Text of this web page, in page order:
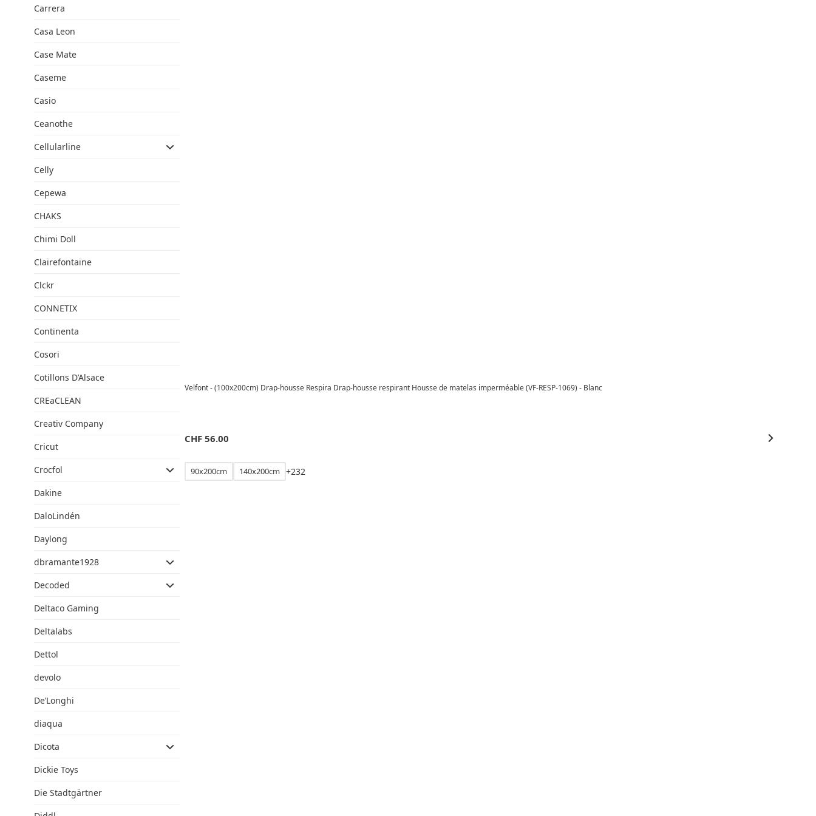
Carrera
Casa Leon
Case Mate
Caseme
Casio
Ceanothe
Cellularline
Celly
Cepewa
CHAKS
Chimi Doll
Clairefontaine
Clckr
CONNETIX
Continenta
Cosori
Cotillons D’Alsace
CREaCLEAN
Creativ Company
Cricut
Crocfol
Dakine
DaloLindén
Daylong
dbramante1928
Decoded
Deltaco Gaming
Deltalabs
Dettol
devolo
De’Longhi
diaqua
Dicota
Dickie Toys
Die Stadtgärtner
Velfont - (100x200cm) Drap-housse Respira Drap-housse respirant Housse de matelas imperméable (VF-RESP-1069) - Blanc
CHF 56.00
90x200cm 140x200cm +232